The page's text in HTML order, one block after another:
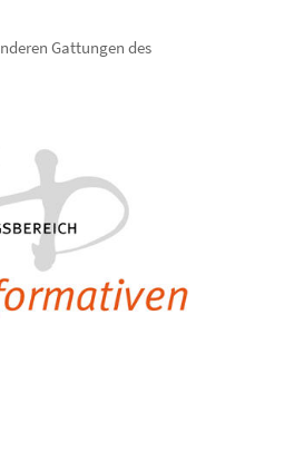
Gattungen des